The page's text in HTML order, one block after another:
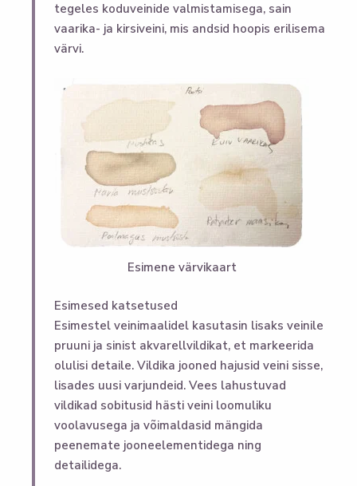
tegeles koduveinide valmistamisega, sain
vaarika- ja kirsiveini, mis andsid hoopis erilisema
värvi.
Esimene värvikaart
Esimesed katsetused
Esimestel veinimaalidel kasutasin lisaks veinile
pruuni ja sinist akvarellvildikat, et markeerida
olulisi detaile. Vildika jooned hajusid veini sisse,
lisades uusi varjundeid. Vees lahustuvad
vildikad sobitusid hästi veini loomuliku
voolavusega ja võimaldasid mängida
peenemate jooneelementidega ning
detailidega.